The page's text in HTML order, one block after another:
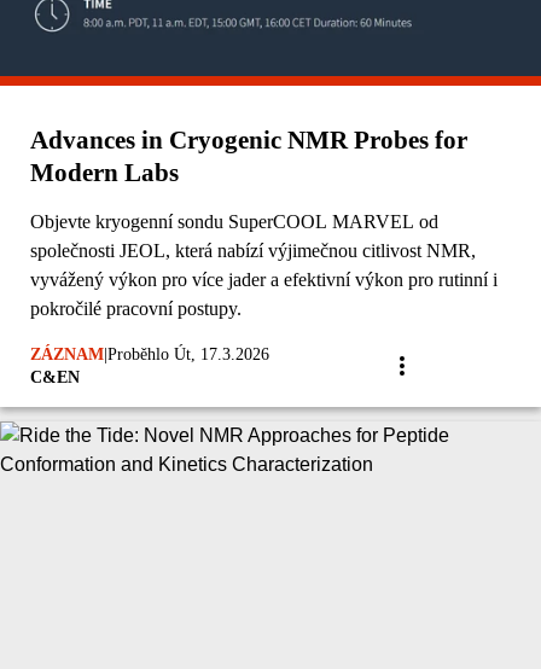
Advances in Cryogenic NMR Probes for
Modern Labs
Objevte kryogenní sondu SuperCOOL MARVEL od
společnosti JEOL, která nabízí výjimečnou citlivost NMR,
vyvážený výkon pro více jader a efektivní výkon pro rutinní i
pokročilé pracovní postupy.
ZÁZNAM Proběhlo Út, 17.3.2026
C&EN